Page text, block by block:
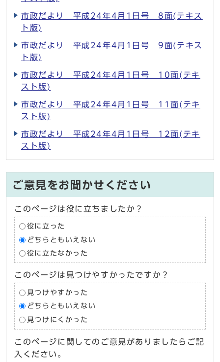
市政だより 平成24年4月1日号 8面(テキス
ト版)
市政だより 平成24年4月1日号 9面(テキス
ト版)
市政だより 平成24年4月1日号 10面(テキ
スト版)
市政だより 平成24年4月1日号 11面(テキ
スト版)
市政だより 平成24年4月1日号 12面(テキ
スト版)
ご意見をお聞かせください
このページは役に立ちましたか？
役に立った
どちらともいえない
役に立たなかった
このページは見つけやすかったですか？
見つけやすかった
どちらともいえない
見つけにくかった
このページに関してのご意見がありましたらご記
入ください。